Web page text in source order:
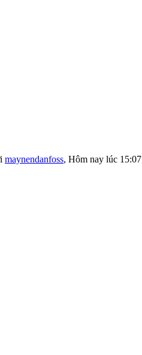
maynendanfoss, Hôm nay lúc 15:07